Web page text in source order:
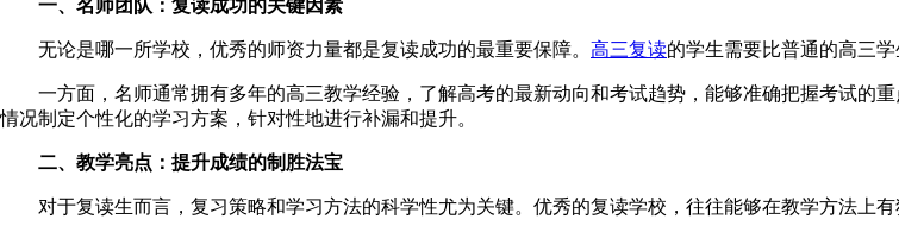
一、名师团队：复读成功的关键因素
无论是哪一所学校，优秀的师资力量都是复读成功的最重要保障。 高三复读的学生需要比普通的高三
一方面，名师通常拥有多年的高三教学经验，了解高考的最新动向和考试趋势，能够准确把握考试的
情况制定个性化的学习方案，针对性地进行补漏和提升。
二、教学亮点：提升成绩的制胜法宝
对于复读生而言，复习策略和学习方法的科学性尤为关键。优秀的复读学校，往往能够在教学方法上有